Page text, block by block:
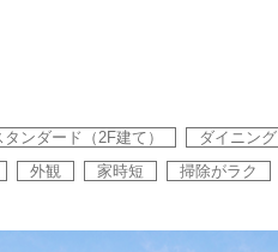
タンダード（2F建て） ダイニング
外観 家時短 掃除がラク